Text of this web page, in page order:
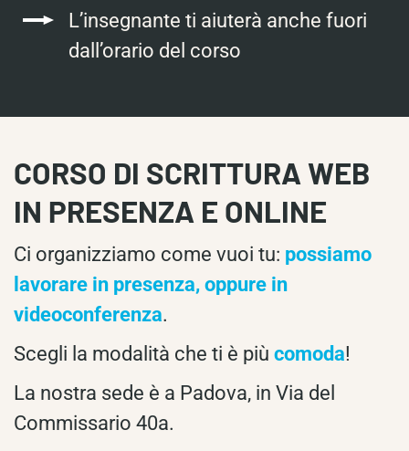
L’insegnante ti aiuterà anche fuori
dall’orario del corso
CORSO DI SCRITTURA WEB
IN PRESENZA E ONLINE
Ci organizziamo come vuoi tu: possiamo
lavorare in presenza, oppure in
videoconferenza.
Scegli la modalità che ti è più comoda!
La nostra sede è a Padova, in Via del
Commissario 40a.